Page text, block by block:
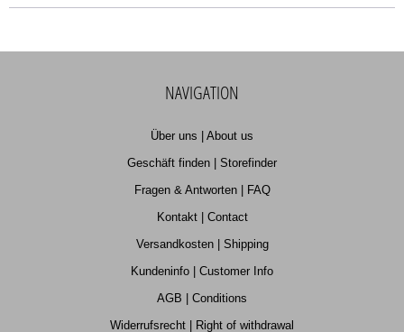
NAVIGATION
Über uns | About us
Geschäft finden | Storefinder
Fragen & Antworten | FAQ
Kontakt | Contact
Versandkosten | Shipping
Kundeninfo | Customer Info
AGB | Conditions
Widerrufsrecht | Right of withdrawal